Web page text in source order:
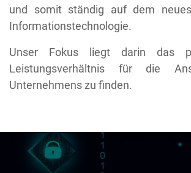
und somit ständig auf dem
Informationstechnologie.
Unser Fokus liegt darin das
Leistungsverhältnis für die
Unternehmens zu finden.